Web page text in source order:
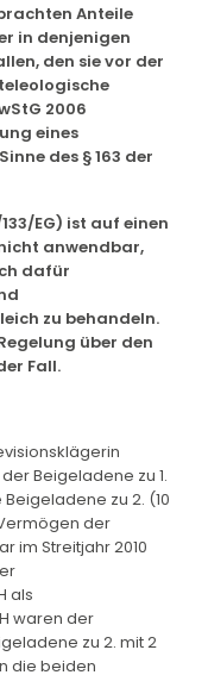
Anteile
in denjenigen
den sie vor der
2006
eines
des § 163 der
EG) ist auf einen
anwendbar,
dafür
zu behandeln.
über den
Fall.
Beigeladene zu 1.
zu 2. (10
der
im Streitjahr 2010
als
waren der
zu 2. mit 2
die beiden